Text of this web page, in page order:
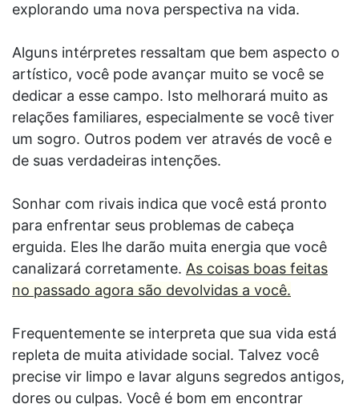
explorando uma nova perspectiva na vida.
Alguns intérpretes ressaltam que bem aspecto o
artístico, você pode avançar muito se você se
dedicar a esse campo. Isto melhorará muito as
relações familiares, especialmente se você tiver
um sogro. Outros podem ver através de você e
de suas verdadeiras intenções.
Sonhar com rivais indica que você está pronto
para enfrentar seus problemas de cabeça
erguida. Eles lhe darão muita energia que você
canalizará corretamente. As coisas boas feitas
no passado agora são devolvidas a você.
Frequentemente se interpreta que sua vida está
repleta de muita atividade social. Talvez você
precise vir limpo e lavar alguns segredos antigos,
dores ou culpas. Você é bom em encontrar